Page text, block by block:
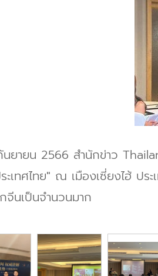
ยายน 2566 สำนักข่าว
ะเทศไทย" ณ เมืองเซี่ยงไฮ้ ปร
จีนเป็นจำนวนมาก